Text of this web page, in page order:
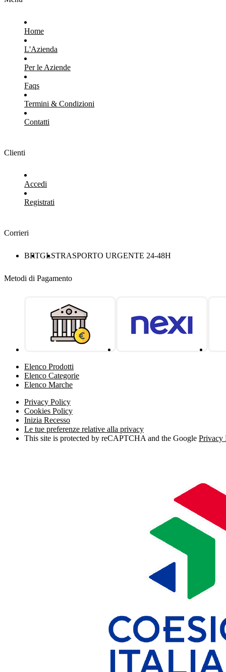
Home
L'Azienda
Per le Aziende
Faqs
Termini & Condizioni
Contatti
Clienti
Accedi
Registrati
Corrieri
BRTGLSTRASPORTO URGENTE 24-48H
Metodi di Pagamento
Elenco Prodotti
Elenco Categorie
Elenco Marche
Privacy Policy
Cookies Policy
Inizia Recesso
Le tue preferenze relative alla privacy
This site is protected by reCAPTCHA and the Google Privacy